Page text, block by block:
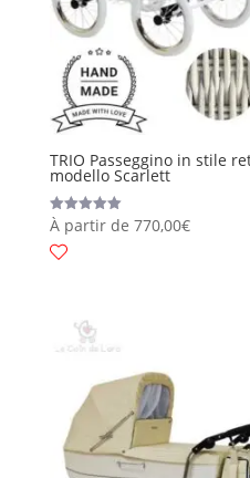
TRIO Passeggino in stile
modello Scarlett
Valutato
5.00
su 5
À partir de 770,00€